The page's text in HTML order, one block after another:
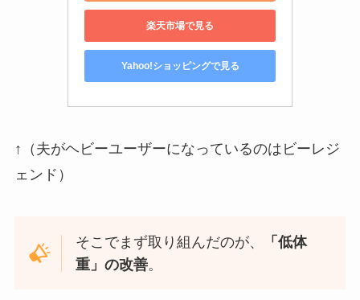
楽天市場で見る
Yahoo!ショッピングで見る
↑（夫がヘビーユーザーになっているのはビーレジ
ェンド）
そこでまず取り組んだのが、
「低体
重」の改善。